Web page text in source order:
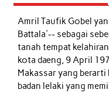
Amril Taufik Gobel
Battala'-- sebagai
tanah tempat
kota daeng, 9 April
Makassar yang berarti
badan lelaki yang